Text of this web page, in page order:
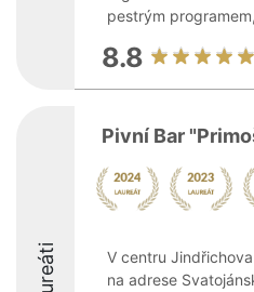
pestrým
8.8
Pivní Bar
V centru
na adrese